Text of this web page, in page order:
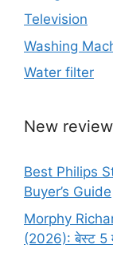
Television
Washing
Water filter
New
Best Philips
Buyer’s Guide
Morphy
(2026): बेस्ट 5